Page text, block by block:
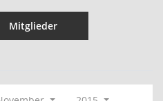
Mitglieder